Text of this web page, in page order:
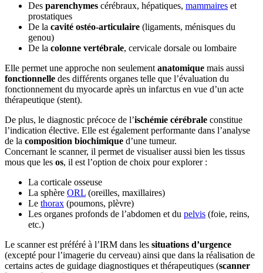
Des parenchymes cérébraux, hépatiques, mammaires et
prostatiques
De la cavité ostéo-articulaire (ligaments, ménisques du
genou)
De la colonne vertébrale, cervicale dorsale ou lombaire
Elle permet une approche non seulement anatomique mais aussi
fonctionnelle des différents organes telle que l’évaluation du
fonctionnement du myocarde après un infarctus en vue d’un acte
thérapeutique (stent).
De plus, le diagnostic précoce de l’ischémie cérébrale constitue
l’indication élective. Elle est également performante dans l’analyse
de la composition biochimique d’une tumeur.
Concernant le scanner, il permet de visualiser aussi bien les tissus
mous que les os, il est l’option de choix pour explorer :
La corticale osseuse
La sphère ORL (oreilles, maxillaires)
Le thorax (poumons, plèvre)
Les organes profonds de l’abdomen et du pelvis (foie, reins,
etc.)
Le scanner est préféré à l’IRM dans les situations d’urgence
(excepté pour l’imagerie du cerveau) ainsi que dans la réalisation de
certains actes de guidage diagnostiques et thérapeutiques (scanner